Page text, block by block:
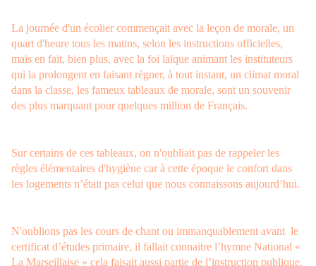
La journée d'un écolier commençait avec la leçon de morale, un
quart d'heure tous les matins, selon les instructions officielles,
mais en fait, bien plus, avec la foi laïque animant les instituteurs
qui la prolongent en faisant régner, à tout instant, un climat moral
dans la classe, les fameux tableaux de morale, sont un souvenir
des plus marquant pour quelques million de Français.
Sur certains de ces tableaux, on n'oubliait pas de rappeler les
règles élémentaires d'hygiène car à cette époque le confort dans
les logements n’était pas celui que nous connaissons aujourd’hui.
N'oublions pas les cours de chant ou immanquablement avant le
certificat d’études primaire, il fallait connaitre l’hymne National «
La Marseillaise » cela faisait aussi partie de l’instruction publique.